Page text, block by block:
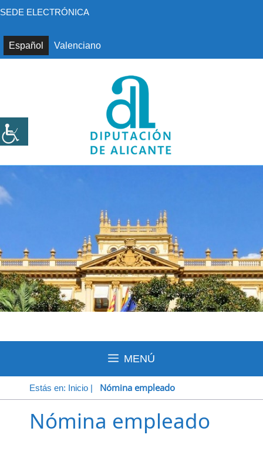
al
SEDE ELECTRÓNICA
Español Valenciano
MENÚ
Estás en: Inicio | Nómina empleado
Nómina empleado